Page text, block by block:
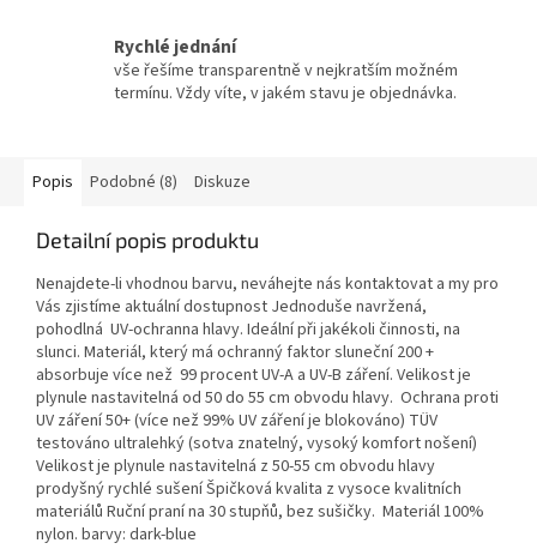
Rychlé jednání
vše řešíme transparentně v nejkratším možném
termínu. Vždy víte, v jakém stavu je objednávka.
Popis Podobné (8) Diskuze
Detailní popis produktu
Nenajdete-li vhodnou barvu, neváhejte nás kontaktovat a my pro
Vás zjistíme aktuální dostupnost Jednoduše navržená,
pohodlná UV-ochranna hlavy. Ideální při jakékoli činnosti, na
slunci. Materiál, který má ochranný faktor sluneční 200 +
absorbuje více než 99 procent UV-A a UV-B záření. Velikost je
plynule nastavitelná od 50 do 55 cm obvodu hlavy. Ochrana proti
UV záření 50+ (více než 99% UV záření je blokováno) TÜV
testováno ultralehký (sotva znatelný, vysoký komfort nošení)
Velikost je plynule nastavitelná z 50-55 cm obvodu hlavy
prodyšný rychlé sušení Špičková kvalita z vysoce kvalitních
materiálů Ruční praní na 30 stupňů, bez sušičky. Materiál 100%
nylon. barvy: dark-blue